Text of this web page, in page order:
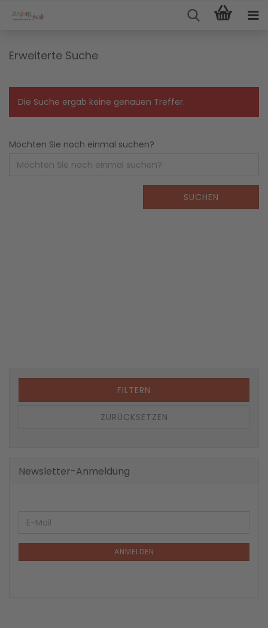
Erweiterte Suche
Die Suche ergab keine genauen Treffer.
Möchten Sie noch einmal suchen?
SUCHEN
FILTERN
ZURÜCKSETZEN
Newsletter-Anmeldung
ANMELDEN